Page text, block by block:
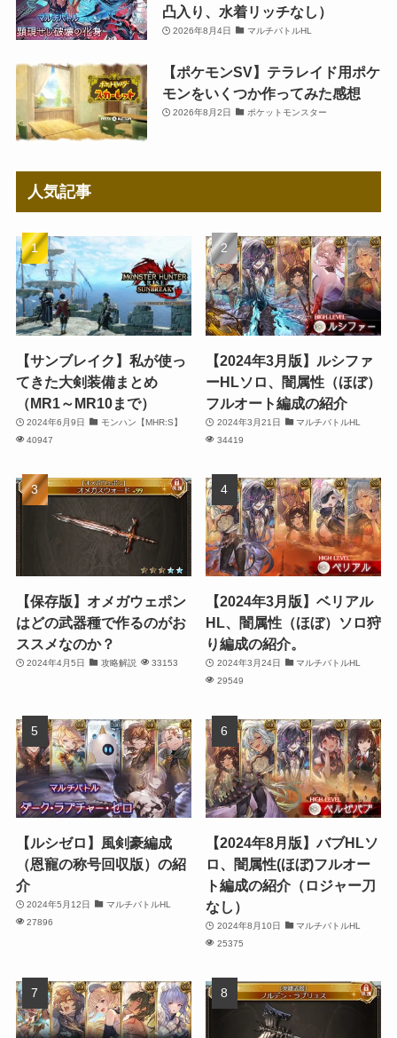
凸入り、水着リッチなし）
2026年8月4日 マルチバトルHL
【ポケモンSV】テラレイド用ポケ
モンをいくつか作ってみた感想
2026年8月2日 ポケットモンスター
人気記事
【サンブレイク】私が使っ
てきた大剣装備まとめ
（MR1～MR10まで）
2024年6月9日
モンハン【MHR:S】
40947
【2024年3月版】ルシファ
ーHLソロ、闇属性（ほぼ）
フルオート編成の紹介
2024年3月21日
マルチバトルHL
34419
【保存版】オメガウェポン
はどの武器種で作るのがお
ススメなのか？
2024年4月5日 攻略解説 33153
【2024年3月版】ベリアル
HL、闇属性（ほぼ）ソロ狩
り編成の紹介。
2024年3月24日
マルチバトルHL
29549
【ルシゼロ】風剣豪編成
（恩寵の称号回収版）の紹
介
2024年5月12日
マルチバトルHL
27896
【2024年8月版】バブHLソ
ロ、闇属性(ほぼ)フルオー
ト編成の紹介（ロジャー刀
なし）
2024年8月10日
マルチバトルHL
25375